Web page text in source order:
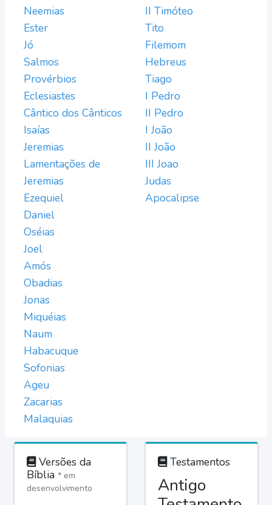
Neemias
Ester
Jó
Salmos
Provérbios
Eclesiastes
Cântico dos Cânticos
Isaías
Jeremias
Lamentações de
Jeremias
Ezequiel
Daniel
Oséias
Joel
Amós
Obadias
Jonas
Miquéias
Naum
Habacuque
Sofonias
Ageu
Zacarias
Malaquias
II Timóteo
Tito
Filemom
Hebreus
Tiago
I Pedro
II Pedro
I João
II João
III Joao
Judas
Apocalipse
Versões da
Bíblia * em
desenvolvimento
Testamentos
Antigo